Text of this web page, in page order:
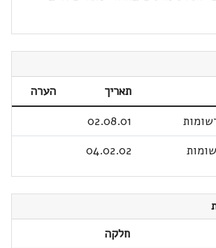
תאריך
הערה
02.08.01
04.02.02
חלקה